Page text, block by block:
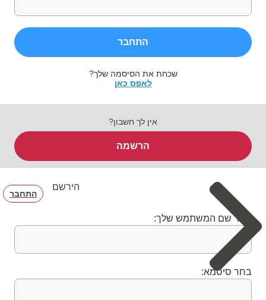
התחבר
שכחת את הסיסמה שלך?
לאפס כאן
אין לך חשבון?
הרשמה
הירשם
התחבר
בחר שם המשתמש שלך:
בחר סיסמא: